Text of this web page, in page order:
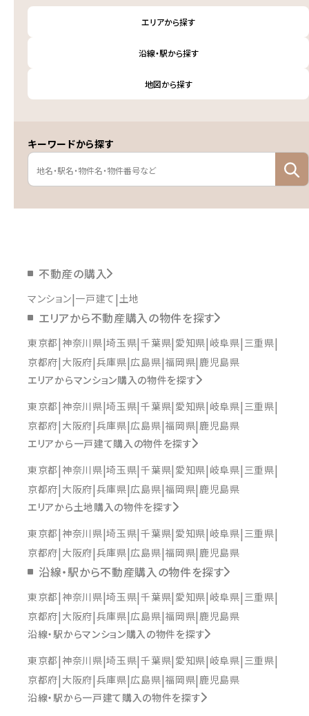
エリアから探す
沿線・駅から探す
地図から探す
キーワードから探す
不動産の購入
マンション 一戸建て 土地
エリアから不動産購入の物件を探す
東京都 神奈川県 埼玉県 千葉県 愛知県 岐阜県 三重県
京都府 大阪府 兵庫県 広島県 福岡県 鹿児島県
エリアからマンション購入の物件を探す
東京都 神奈川県 埼玉県 千葉県 愛知県 岐阜県 三重県
京都府 大阪府 兵庫県 広島県 福岡県 鹿児島県
エリアから一戸建て購入の物件を探す
東京都 神奈川県 埼玉県 千葉県 愛知県 岐阜県 三重県
京都府 大阪府 兵庫県 広島県 福岡県 鹿児島県
エリアから土地購入の物件を探す
東京都 神奈川県 埼玉県 千葉県 愛知県 岐阜県 三重県
京都府 大阪府 兵庫県 広島県 福岡県 鹿児島県
沿線・駅から不動産購入の物件を探す
東京都 神奈川県 埼玉県 千葉県 愛知県 岐阜県 三重県
京都府 大阪府 兵庫県 広島県 福岡県 鹿児島県
沿線・駅からマンション購入の物件を探す
東京都 神奈川県 埼玉県 千葉県 愛知県 岐阜県 三重県
京都府 大阪府 兵庫県 広島県 福岡県 鹿児島県
沿線・駅から一戸建て購入の物件を探す